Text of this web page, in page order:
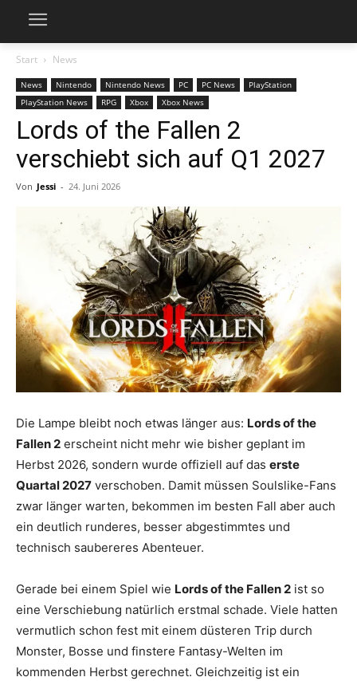
Start News
News Nintendo Nintendo News PC PC News
PlayStation
PlayStation News
RPG Xbox Xbox News
Lords of the Fallen 2
verschiebt sich auf Q1 2027
Von Jessi - 24. Juni 2026
Die Lampe bleibt noch etwas länger aus: Lords of the
Fallen 2 erscheint nicht mehr wie bisher geplant im
Herbst 2026, sondern wurde offiziell auf das erste
Quartal 2027 verschoben. Damit müssen Soulslike-Fans
zwar länger warten, bekommen im besten Fall aber auch
ein deutlich runderes, besser abgestimmtes und
technisch saubereres Abenteuer.
Gerade bei einem Spiel wie Lords of the Fallen 2 ist so
eine Verschiebung natürlich erstmal schade. Viele hatten
vermutlich schon fest mit einem düsteren Trip durch
Monster, Bosse und finstere Fantasy-Welten im
kommenden Herbst gerechnet. Gleichzeitig ist ein